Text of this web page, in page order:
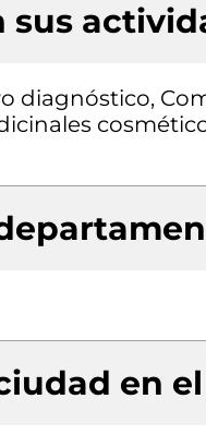
sus
diagnóstico,
en